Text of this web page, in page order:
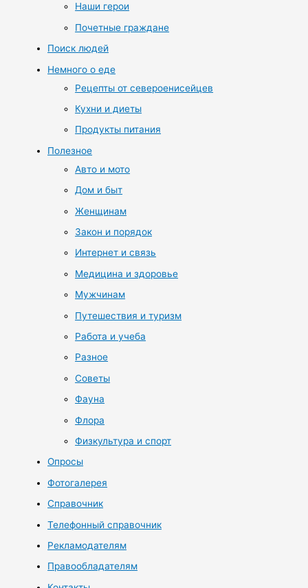
Наши герои
Почетные граждане
Поиск людей
Немного о еде
Рецепты от североенисейцев
Кухни и диеты
Продукты питания
Полезное
Авто и мото
Дом и быт
Женщинам
Закон и порядок
Интернет и связь
Медицина и здоровье
Мужчинам
Путешествия и туризм
Работа и учеба
Разное
Советы
Фауна
Флора
Физкультура и спорт
Опросы
Фотогалерея
Справочник
Телефонный справочник
Рекламодателям
Правообладателям